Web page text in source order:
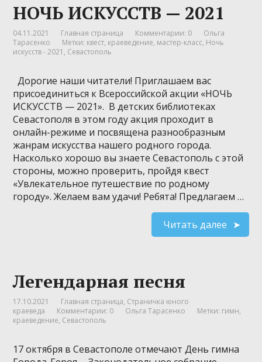
НОЧЬ ИСКУССТВ — 2021
04.11.2021 Главная страница Комментарии: 0
Ольга
Тарасенко
Метки: квест, краеведение, мастер-класс, Ночь
искусств - 2021 , Севастополь
Дорогие наши читатели! Приглашаем вас
присоединиться к Всероссийской акции «НОЧЬ
ИСКУССТВ — 2021». В детских библиотеках
Севастополя в этом году акция проходит в
онлайн-режиме и посвящена разнообразным
жанрам искусства нашего родного города.
Насколько хорошо вы знаете Севастополь с этой
стороны, можно проверить, пройдя квест
«Увлекательное путешествие по родному
городу». Желаем вам удачи! Ребята! Предлагаем …
Читать далее
Легендарная песня
17.10.2021 Главная страница, Страничка юного
краеведа
Комментарии: 0 Ольга Тарасенко Метки: гимн,
краеведение, Севастополь
17 октября в Севастополе отмечают День гимна